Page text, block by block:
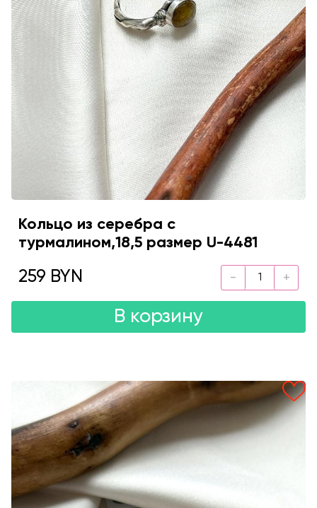
Кольцо из серебра с
турмалином,18,5 размер U-4481
259 BYN
В корзину